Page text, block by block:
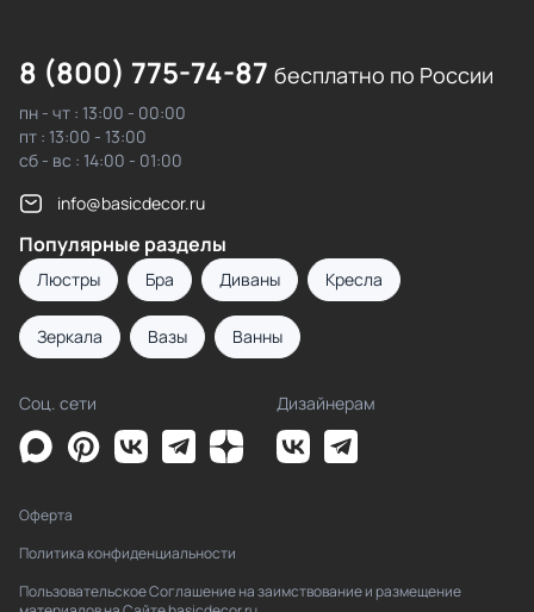
8 (800) 775-74-87 бесплатно по России
пн - чт : 13:00 - 00:00
пт : 13:00 - 13:00
сб - вс : 14:00 - 01:00
info@basicdecor.ru
Популярные разделы
Люстры Бра Диваны Кресла
Зеркала Вазы Ванны
Соц. сети Дизайнерам
Оферта
Политика конфиденциальности
Пользовательское Соглашение на заимствование и размещение